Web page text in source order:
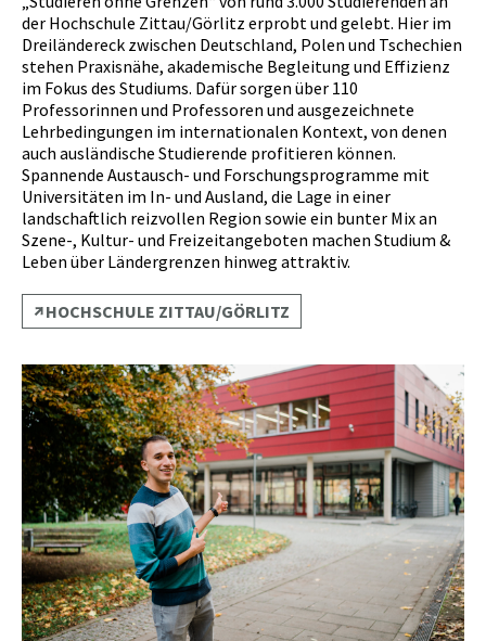
der Hochschule Zittau/Görlitz erprobt und gelebt. Hier im
Dreiländereck zwischen Deutschland, Polen und Tschechien
stehen Praxisnähe, akademische Begleitung und Effizienz
im Fokus des Studiums. Dafür sorgen über 110
Professorinnen und Professoren und ausgezeichnete
Lehrbedingungen im internationalen Kontext, von denen
auch ausländische Studierende profitieren können.
Spannende Austausch- und Forschungsprogramme mit
Universitäten im In- und Ausland, die Lage in einer
landschaftlich reizvollen Region sowie ein bunter Mix an
Szene-, Kultur- und Freizeitangeboten machen Studium &
Leben über Ländergrenzen hinweg attraktiv.
HOCHSCHULE ZITTAU/GÖRLITZ